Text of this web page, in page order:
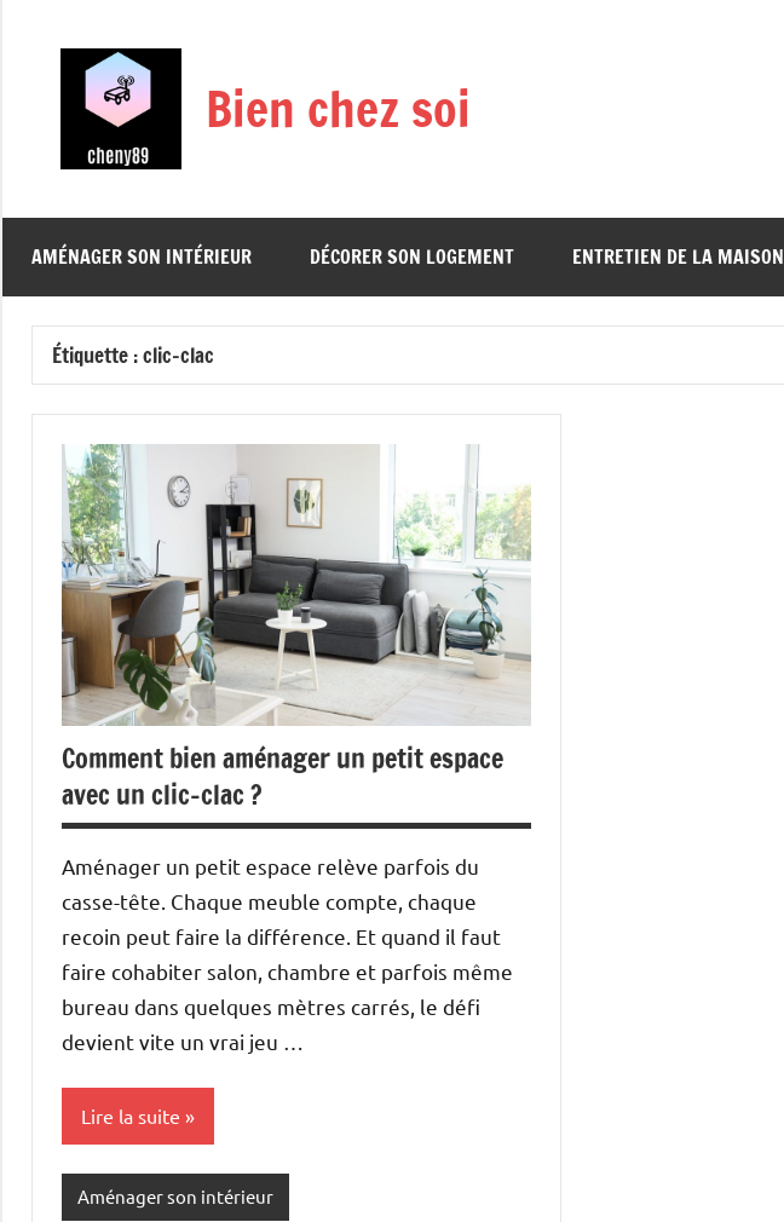
Bien chez soi
AMÉNAGER SON INTÉRIEUR DÉCORER SON LOGEMENT ENTRETIEN DE LA MAISON
Étiquette :clic-clac
Comment bien aménager un petit espace
avec un clic-clac ?
Aménager un petit espace relève parfois du
casse-tête. Chaque meuble compte, chaque
recoin peut faire la différence. Et quand il faut
faire cohabiter salon, chambre et parfois même
bureau dans quelques mètres carrés, le défi
devient vite un vrai jeu …
Lire la suite
Aménager son intérieur